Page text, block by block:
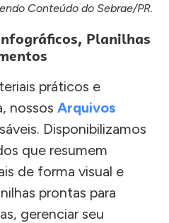
Conteúdo do Sebrae/PR.
Planilhas
práticos e
nossos Arquivos
Disponibilizamos
que resumem
de forma visual e
prontas para
gerenciar seu